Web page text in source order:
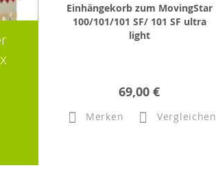
Einhängekorb zum MovingStar
100/101/101 SF/ 101 SF ultra
light
69,00 €
Merken Vergleichen